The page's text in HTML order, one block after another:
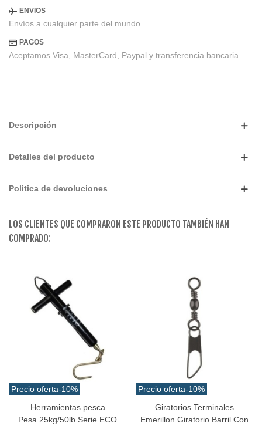
ENVIOS
Envíos a cualquier parte del mundo.
PAGOS
Aceptamos Visa, MasterCard, Paypal y transferencia bancaria
Descripción
Detalles del producto
Politica de devoluciones
LOS CLIENTES QUE COMPRARON ESTE PRODUCTO TAMBIÉN HAN
COMPRADO:
Precio oferta-10%
Herramientas pesca
Pesa 25kg/50lb Serie ECO
Precio oferta-10%
Giratorios Terminales
Emerillon Giratorio Barril Con